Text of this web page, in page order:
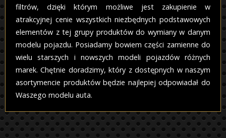
filtrów, dzięki którym możliwe jest zakupienie w
atrakcyjnej cenie wszystkich niezbędnych podstawowych
elementów z tej grupy produktów do wymiany w danym
modelu pojazdu. Posiadamy bowiem części zamienne do
wielu starszych i nowszych modeli pojazdów różnych
marek. Chętnie doradzimy, który z dostępnych w naszym
asortymencie produktów będzie najlepiej odpowiadał do
Waszego modelu auta.